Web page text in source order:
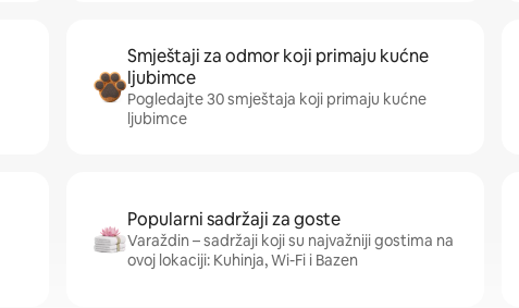
Smještaji za odmor koji primaju kućne
ljubimce
Pogledajte 30 smještaja koji primaju kućne
ljubimce
Popularni sadržaji za goste
Varaždin – sadržaji koji su najvažniji gostima na
ovoj lokaciji: Kuhinja, Wi-Fi i Bazen